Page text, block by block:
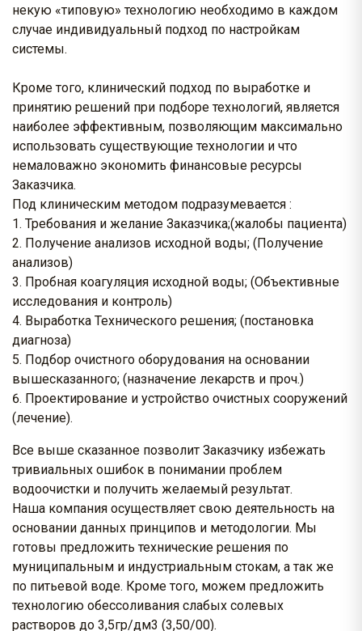
некую «типовую» технологию необходимо в каждом
случае индивидуальный подход по настройкам
системы.
Кроме того, клинический подход по выработке и
принятию решений при подборе технологий, является
наиболее эффективным, позволяющим максимально
использовать существующие технологии и что
немаловажно экономить финансовые ресурсы
Заказчика.
Под клиническим методом подразумевается :
Требования и желание Заказчика;(жалобы пациента)
Получение анализов исходной воды; (Получение
анализов)
Пробная коагуляция исходной воды; (Объективные
исследования и контроль)
Выработка Технического решения; (постановка
диагноза)
Подбор очистного оборудования на основании
вышесказанного; (назначение лекарств и проч.)
Проектирование и устройство очистных сооружений
(лечение).
Все выше сказанное позволит Заказчику избежать
тривиальных ошибок в понимании проблем
водоочистки и получить желаемый результат.
Наша компания осуществляет свою деятельность на
основании данных принципов и методологии. Мы
готовы предложить технические решения по
муниципальным и индустриальным стокам, а так же
по питьевой воде. Кроме того, можем предложить
технологию обессоливания слабых солевых
растворов до 3,5гр/дм3 (3,50/00).